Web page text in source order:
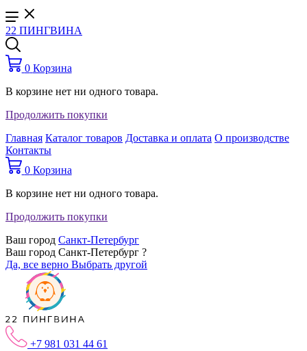
22 ПИНГВИНА
0 Корзина
В корзине нет ни одного товара.
Продолжить покупки
Главная Каталог товаров Доставка и оплата О производстве
Контакты
0 Корзина
В корзине нет ни одного товара.
Продолжить покупки
Ваш город Санкт-Петербург
Ваш город Санкт-Петербург ?
Да, все верно Выбрать другой
+7 981 031 44 61